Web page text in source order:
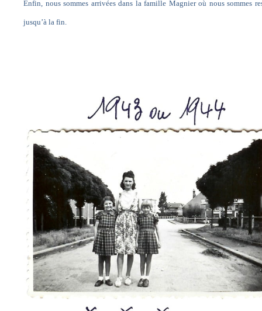
Enfin, nous sommes arrivées dans la famille Magnier où nous sommes
jusqu’à la fin.